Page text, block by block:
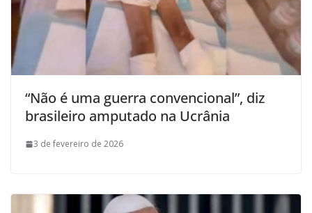
“Não é uma guerra convencional”, diz
brasileiro amputado na Ucrânia
3 de fevereiro de 2026